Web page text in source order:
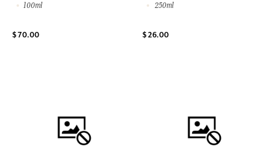
100ml
$ 70.00
250ml
$ 26.00